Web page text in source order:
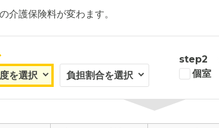
介護保険料が変わます。
step2
個室